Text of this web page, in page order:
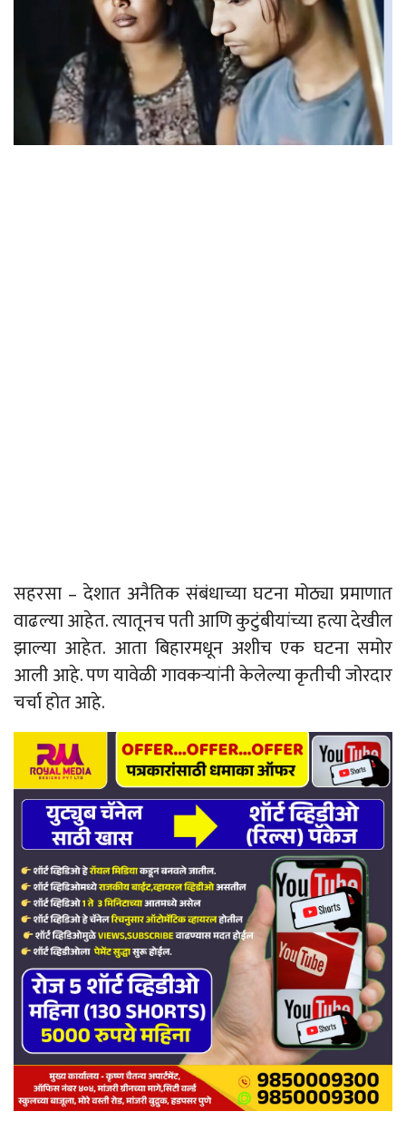
सहरसा – देशात अनैतिक संबंधाच्या घटना मोठ्या प्रमाणात
वाढल्या आहेत. त्यातूनच पती आणि कुटुंबीयांच्या हत्या देखील
झाल्या आहेत. आता बिहारमधून अशीच एक घटना समोर
आली आहे. पण यावेळी गावकऱ्यांनी केलेल्या कृतीची जोरदार
चर्चा होत आहे.